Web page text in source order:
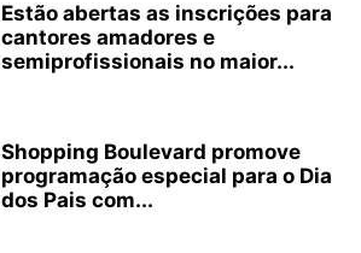
Estão abertas as inscrições para
cantores amadores e
semiprofissionais no maior...
Shopping Boulevard promove
programação especial para o Dia
dos Pais com...